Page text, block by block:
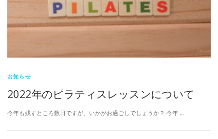
お知らせ
2022年のピラティスレッスンについて
今年も残すところ数日ですが、いかがお過ごしでしょうか？ 今年 …